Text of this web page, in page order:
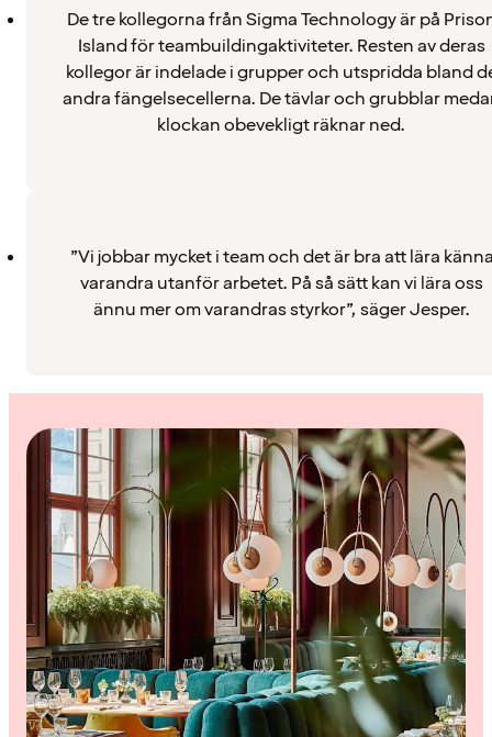
De tre kollegorna från Sigma Technology är på
Island för teambuildingaktiviteter. Resten av deras
kollegor är indelade i grupper och utspridda bland
andra fängelsecellerna. De tävlar och grubblar
klockan obevekligt räknar ned.
”Vi jobbar mycket i team och det är bra att lära
varandra utanför arbetet. På så sätt kan vi lära oss
ännu mer om varandras styrkor”, säger Jesper.